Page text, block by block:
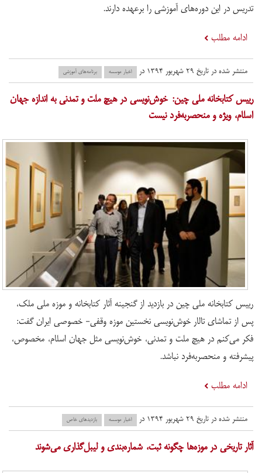
تدریس در این دوره‌های آموزشی را برعهده دارند.
ادامه مطلب
منتشر شده در تاریخ ۲۹ شهریور ۱۳۹۴ در اخبار موسسه برنامه‌های آموزشی
رییس کتابخانه ملی چین: خوش‌نویسی در هیچ ملت و تمدنی به اندازه جهان
اسلام، ویژه و منحصربه‌فرد نیست
رییس کتابخانه ملی چین در بازدید از گنجینه آثار کتابخانه و موزه ملی ملک،
پس از تماشای تالار خوش‌نویسی نخستین موزه وقفی- خصوصی ایران گفت:
فکر می‌کنم در هیچ ملت و تمدنی، خوش‌نویسی مثل جهان اسلام، مخصوص،
پیشرفته و منحصربه‌فرد نباشد.
ادامه مطلب
منتشر شده در تاریخ ۲۹ شهریور ۱۳۹۴ در اخبار موسسه بازدید‌های خاص
آثار تاریخی در موزه‌ها چگونه ثبت، شماره‌بندی و لیبل‌گذاری می‌شوند